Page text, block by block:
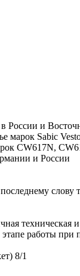
России и
марок Sabic
CW617N,
и России
слову
техническая
работы при
8/1